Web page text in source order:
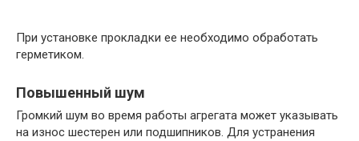
При установке прокладки ее необходимо обработать
герметиком.
Повышенный шум
Громкий шум во время работы агрегата может указывать
на износ шестерен или подшипников. Для устранения